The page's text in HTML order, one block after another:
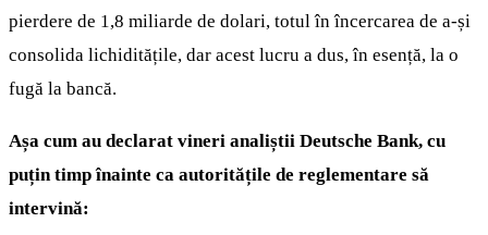
pierdere de 1,8 miliarde de dolari, totul în încercarea de a-și
consolida lichiditățile, dar acest lucru a dus, în esență, la o
fugă la bancă.
Așa cum au declarat vineri analiștii Deutsche Bank, cu
puțin timp înainte ca autoritățile de reglementare să
intervină: